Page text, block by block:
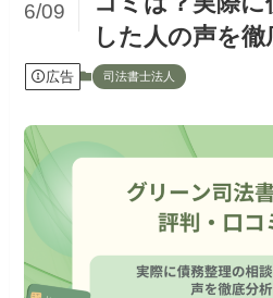
した人の声を徹
6/09
広告 司法書士法人